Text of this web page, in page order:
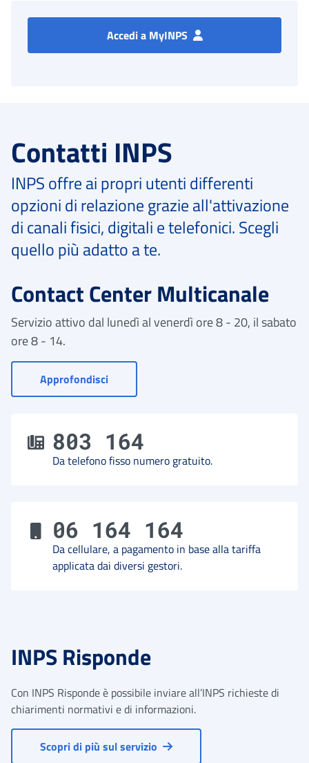
Accedi a MyINPS
Contatti INPS
INPS offre ai propri utenti differenti
opzioni di relazione grazie all'attivazione
di canali fisici, digitali e telefonici. Scegli
quello più adatto a te.
Contact Center Multicanale
Servizio attivo dal lunedì al venerdì ore 8 - 20, il sabato
ore 8 - 14.
Approfondisci- Vai a Contact Center
803 164
Da telefono fisso numero gratuito.
06 164 164
Da cellulare, a pagamento in base alla tariffa
applicata dai diversi gestori.
INPS Risponde
Con INPS Risponde è possibile inviare all’INPS richieste di
chiarimenti normativi e di informazioni.
Scopri di più sul servizio